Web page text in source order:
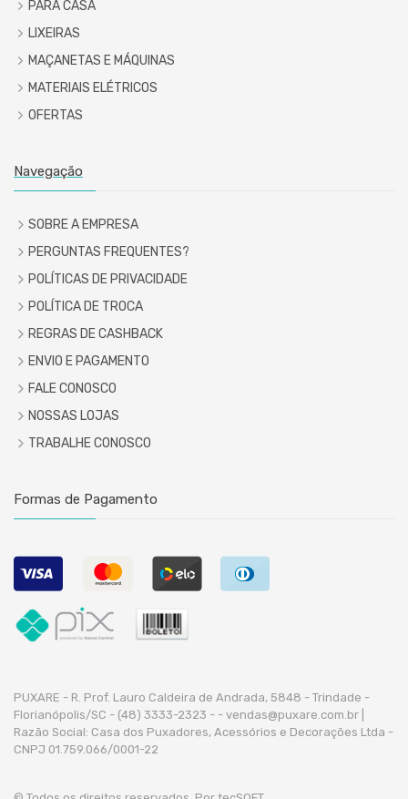
PARA CASA
LIXEIRAS
MAÇANETAS E MÁQUINAS
MATERIAIS ELÉTRICOS
OFERTAS
Navegação
SOBRE A EMPRESA
PERGUNTAS FREQUENTES?
POLÍTICAS DE PRIVACIDADE
POLÍTICA DE TROCA
REGRAS DE CASHBACK
ENVIO E PAGAMENTO
FALE CONOSCO
NOSSAS LOJAS
TRABALHE CONOSCO
Formas de Pagamento
PUXARE - R. Prof. Lauro Caldeira de Andrada, 5848 - Trindade -
Florianópolis/SC - (48) 3333-2323 - - vendas@puxare.com.br |
Razão Social: Casa dos Puxadores, Acessórios e Decorações Ltda -
CNPJ 01.759.066/0001-22